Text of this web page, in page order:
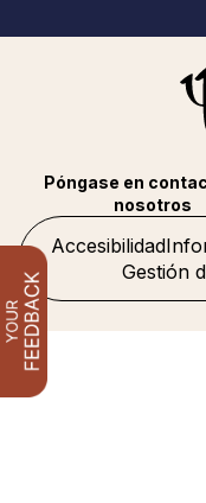
Accesibilidad
Gestión
Póngase en
nosotros